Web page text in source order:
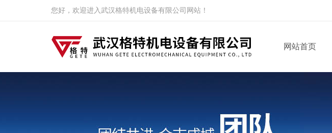
您好，欢迎进入武汉格特机电设备有限公司网站！
网站首页